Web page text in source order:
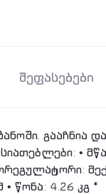
შეფასებები
გააჩნია
•
• წონა: 4.26 კგ *